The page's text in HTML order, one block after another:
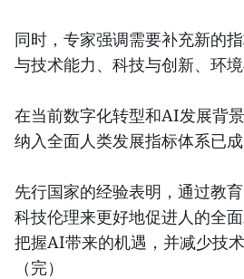
同时，专家强调需要补充新的
与技术能力、科技与创新、环境
在当前数字化转型和AI发展背
纳入全面人类发展指标体系已成
先行国家的经验表明，通过教
科技伦理来更好地促进人的全
把握AI带来的机遇，并减少技术
（完）